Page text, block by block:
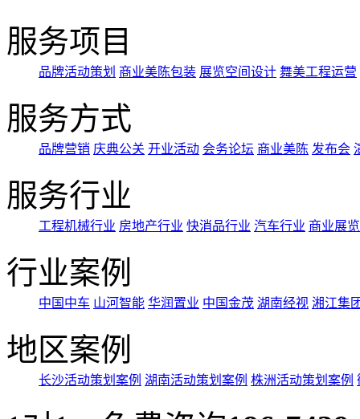
服务项目
品牌活动策划 商业美陈包装 展览空间设计 舞美工程运营
服务方式
品牌营销 庆典公关 开业活动 会务论坛 商业美陈 发布会
服务行业
工程机械行业 房地产行业 快消品行业 汽车行业 商业展览
行业案例
中国中车 山河智能 华润置业 中国金茂 湖南经视 湘江集
地区案例
长沙活动策划案例 湖南活动策划案例 株洲活动策划案例